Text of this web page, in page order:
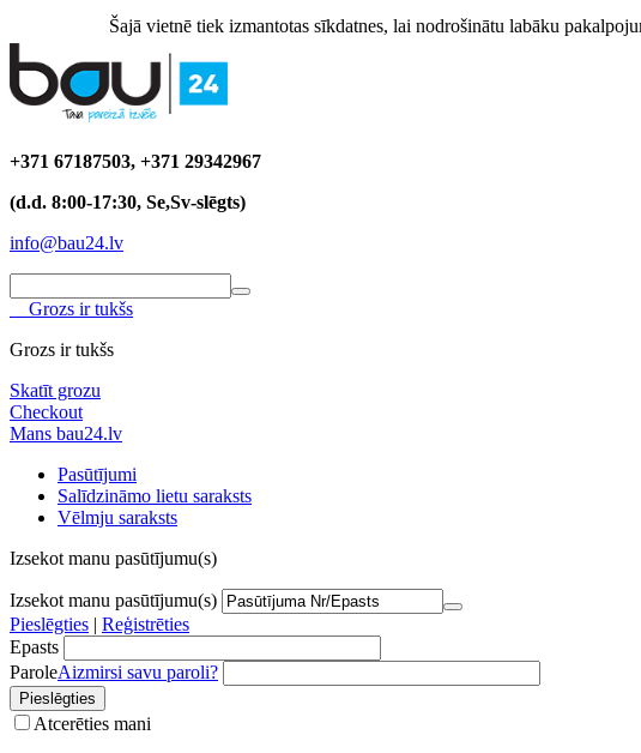
Šajā vietnē tiek izmantotas sīkdatnes, lai nodrošinātu labāku
+371 67187503, +371 29342967
(d.d. 8:00-17:30, Se,Sv-slēgts)
info@bau24.lv
Grozs ir tukšs
Grozs ir tukšs
Skatīt grozu
Checkout
Mans bau24.lv
Pasūtījumi
Salīdzināmo lietu saraksts
Vēlmju saraksts
Izsekot manu pasūtījumu(s)
Izsekot manu pasūtījumu(s)
Pieslēgties | Reģistrēties
Epasts
ParoleAizmirsi savu paroli?
Atcerēties mani